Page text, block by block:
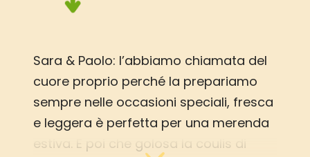
Sara & Paolo: l’abbiamo chiamata del
cuore proprio perché la prepariamo
sempre nelle occasioni speciali, fresca
e leggera è perfetta per una merenda
estiva. E poi che golosa la coulis di